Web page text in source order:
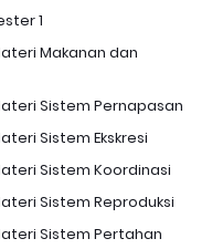
1
Makanan dan
Sistem Pernapasan
Sistem Ekskresi
Sistem Koordinasi
Sistem Reproduksi
Sistem Pertahan